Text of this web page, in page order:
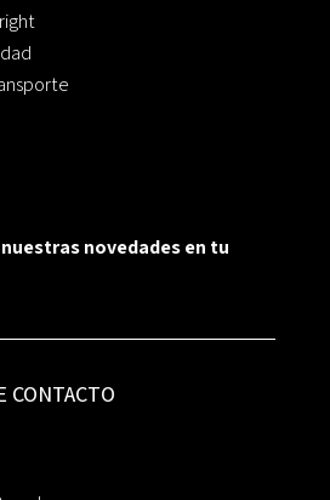
novedades en tu
CONTACTO